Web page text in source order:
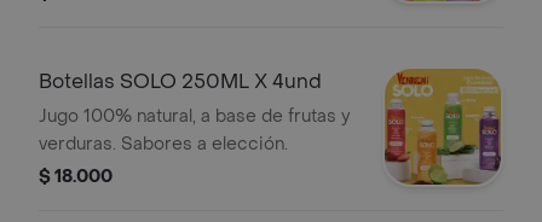
Botellas SOLO 250ML X 4und
Jugo 100% natural, a base de frutas y
verduras. Sabores a elección.
$ 18.000